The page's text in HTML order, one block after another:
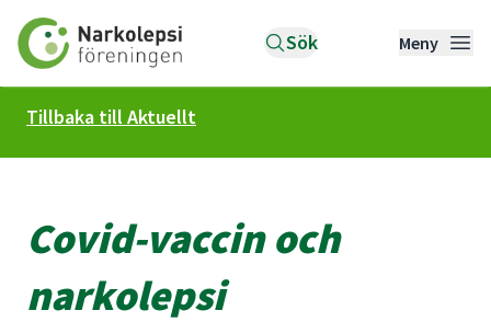
Till startsidan Sök Meny
Tillbaka till Aktuellt
Covid-vaccin och
narkolepsi